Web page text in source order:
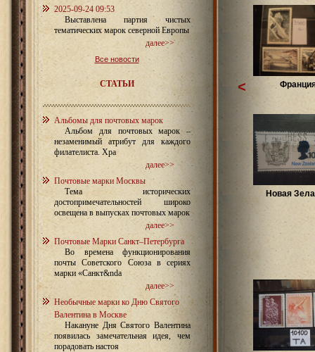
2025-09-24 09:53
Выставлена партия чистых
тематических марок северной Европы
далее>>
Все новости
СТАТЬИ
Альбомы для почтовых марок
Альбом для почтовых марок –
незаменимый атрибут для каждого
филателиста. Хра
далее>>
Почтовые марки Москвы
Тема исторических
достопримечательностей широко
освещена в выпусках почтовых марок
далее>>
Почтовые Марки Санкт–Петербурга
Во времена функционирования
почты Советского Союза в сериях
марки «Санкт&nda
далее>>
Необычные марки ко Дню Святого
Валентина в Москве
Накануне Дня Святого Валентина
появилась замечательная идея, чем
порадовать настоя
Новая
<